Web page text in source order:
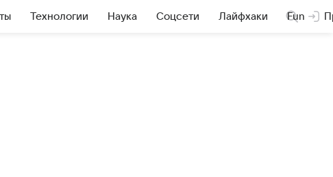
Технологии Наука Соцсети Лайфхаки Fun